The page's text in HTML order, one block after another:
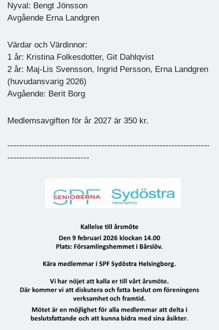
Nyval: Bengt Jönsson
Avgående Erna Landgren
Värdar och Värdinnor:
1 år: Kristina Folkesdotter, Git Dahlqvist
2 år: Maj-Lis Svensson, Ingrid Persson, Erna Landgren
(huvudansvarig 2026)
Avgående: Berit Borg
Medlemsavgiften för år 2027 är 350 kr.
---------------------------------------------------------------------
----------------------------